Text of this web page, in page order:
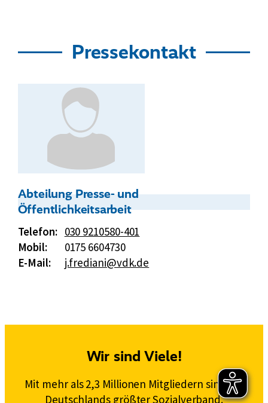
Pressekontakt
Kontakt:
Abteilung Presse- und
Öffentlichkeitsarbeit
Telefon: 030 9210580-401
Mobil:
0175 6604730
E-Mail:
j.frediani@vdk.de
Wir sind Viele!
Mit mehr als 2,3 Millionen Mitgliedern sind wir
Deutschlands größter Sozialverband.